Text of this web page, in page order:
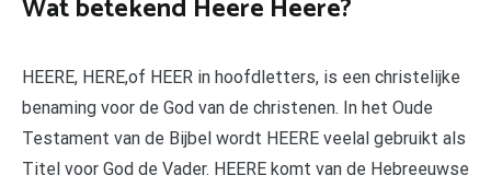
Wat betekend Heere Heere?
HEERE, HERE,of HEER in hoofdletters, is een christelijke
benaming voor de God van de christenen. In het Oude
Testament van de Bijbel wordt HEERE veelal gebruikt als
Titel voor God de Vader. HEERE komt van de Hebreeuwse